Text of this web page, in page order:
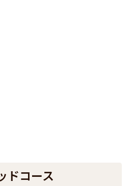
ドコース